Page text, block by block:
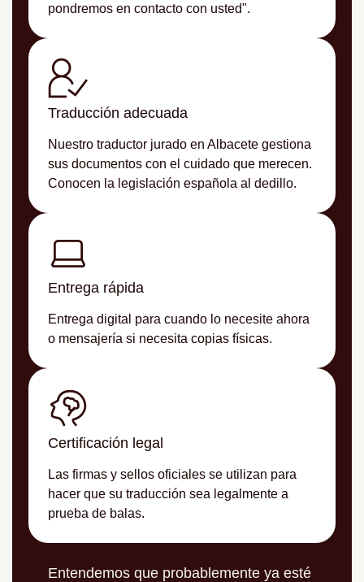
pondremos en contacto con usted".
Traducción adecuada
Nuestro traductor jurado en Albacete gestiona
sus documentos con el cuidado que merecen.
Conocen la legislación española al dedillo.
Entrega rápida
Entrega digital para cuando lo necesite ahora
o mensajería si necesita copias físicas.
Certificación legal
Las firmas y sellos oficiales se utilizan para
hacer que su traducción sea legalmente a
prueba de balas.
Entendemos que probablemente ya esté